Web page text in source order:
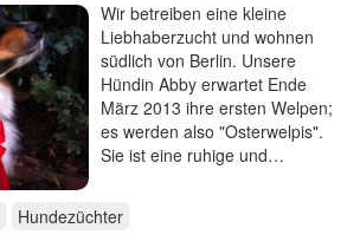
Wir betreiben eine kleine
Liebhaberzucht und wohnen
südlich von Berlin. Unsere
Hündin Abby erwartet Ende
März 2013 ihre ersten Welpen;
es werden also "Osterwelpis".
Sie ist eine ruhige und…
Hundezüchter